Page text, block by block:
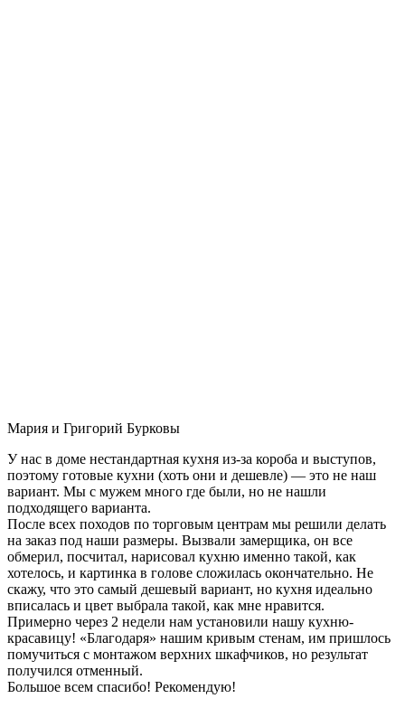
Мария и Григорий Бурковы
У нас в доме нестандартная кухня из-за короба и выступов,
поэтому готовые кухни (хоть они и дешевле) — это не наш
вариант. Мы с мужем много где были, но не нашли
подходящего варианта.
После всех походов по торговым центрам мы решили делать
на заказ под наши размеры. Вызвали замерщика, он все
обмерил, посчитал, нарисовал кухню именно такой, как
хотелось, и картинка в голове сложилась окончательно. Не
скажу, что это самый дешевый вариант, но кухня идеально
вписалась и цвет выбрала такой, как мне нравится.
Примерно через 2 недели нам установили нашу кухню-
красавицу! «Благодаря» нашим кривым стенам, им пришлось
помучиться с монтажом верхних шкафчиков, но результат
получился отменный.
Большое всем спасибо! Рекомендую!